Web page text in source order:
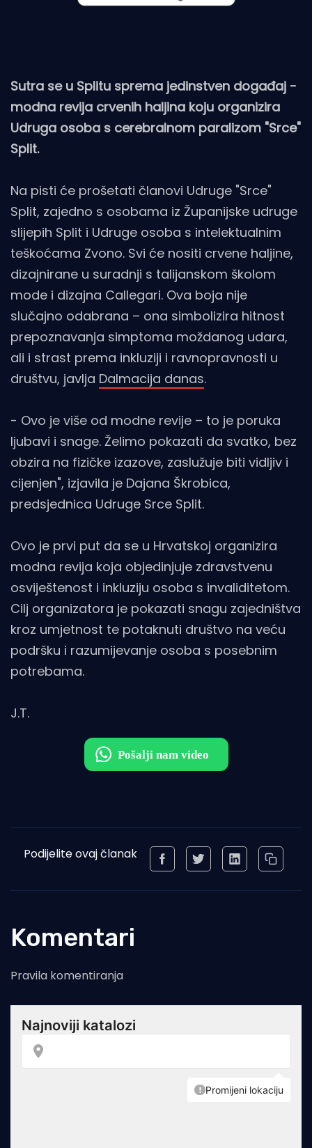
Sutra se u Splitu sprema jedinstven događaj -
modna revija crvenih haljina koju organizira
Udruga osoba s cerebralnom paralizom "Srce"
Split.
Na pisti će prošetati članovi Udruge "Srce"
Split, zajedno s osobama iz Županijske udruge
slijepih Split i Udruge osoba s intelektualnim
teškoćama Zvono. Svi će nositi crvene haljine,
dizajnirane u suradnji s talijanskom školom
mode i dizajna Callegari. Ova boja nije
slučajno odabrana – ona simbolizira hitnost
prepoznavanja simptoma moždanog udara,
ali i strast prema inkluziji i ravnopravnosti u
društvu, javlja Dalmacija danas.
- Ovo je više od modne revije – to je poruka
ljubavi i snage. Želimo pokazati da svatko, bez
obzira na fizičke izazove, zaslužuje biti vidljiv i
cijenjen", izjavila je Dajana Škrobica,
predsjednica Udruge Srce Split.
Ovo je prvi put da se u Hrvatskoj organizira
modna revija koja objedinjuje zdravstvenu
osviještenost i inkluziju osoba s invaliditetom.
Cilj organizatora je pokazati snagu zajedništva
kroz umjetnost te potaknuti društvo na veću
podršku i razumijevanje osoba s posebnim
potrebama.
J.T.
Podijelite ovaj članak
Komentari
Pravila komentiranja